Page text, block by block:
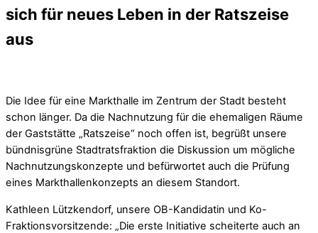
sich für neues Leben in der Ratszeise
aus
Die Idee für eine Markthalle im Zentrum der Stadt besteht
schon länger. Da die Nachnutzung für die ehemaligen Räume
der Gaststätte „Ratszeise“ noch offen ist, begrüßt unsere
bündnisgrüne Stadtratsfraktion die Diskussion um mögliche
Nachnutzungskonzepte und befürwortet auch die Prüfung
eines Markthallenkonzepts an diesem Standort.
Kathleen Lützkendorf, unsere OB-Kandidatin und Ko-
Fraktionsvorsitzende: „Die erste Initiative scheiterte auch an